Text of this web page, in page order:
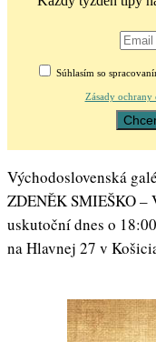
Súhlasím so
Zásady ochrany
Východoslovenská
ZDENĚK SMIEŠKO –
uskutoční dnes o
na Hlavnej 27 v